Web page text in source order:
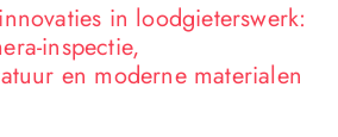
in loodgieterswerk:
inspectie,
en moderne materialen